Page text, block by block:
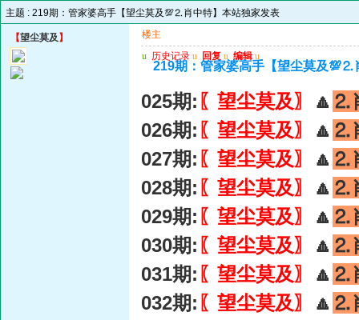
主题 : 219期：管家婆高手【望尘莫及💯⒉肖中特】本站独家发表
【望尘莫及 】
楼主
u 历史记录 u 回复 u 编辑 u
219期：管家婆高手【望尘莫及💯⒉
025期: 〖望尘莫及〗 🔼 ⒉
026期: 〖望尘莫及〗 🔼 ⒉
027期: 〖望尘莫及〗 🔼 ⒉
028期: 〖望尘莫及〗 🔼 ⒉
029期: 〖望尘莫及〗 🔼 ⒉
030期: 〖望尘莫及〗 🔼 ⒉
031期: 〖望尘莫及〗 🔼 ⒉
032期: 〖望尘莫及〗 🔼 ⒉